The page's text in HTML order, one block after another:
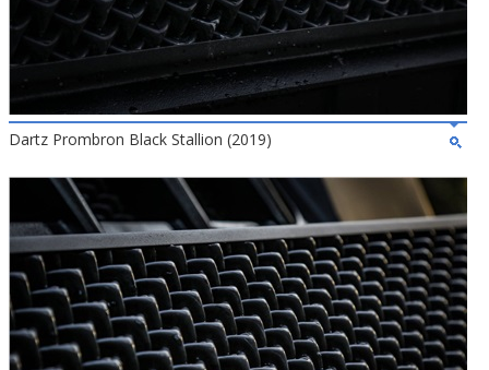
Dartz Prombron Black Stallion (2019)